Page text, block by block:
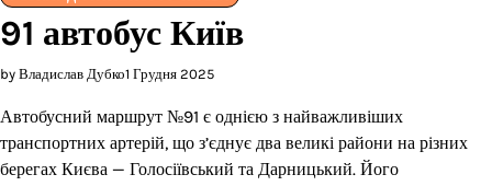
91 автобус Київ
by Владислав Дубко1 Грудня 2025
Автобусний маршрут №91 є однією з найважливіших
транспортних артерій, що з’єднує два великі райони на різних
берегах Києва — Голосіївський та Дарницький. Його